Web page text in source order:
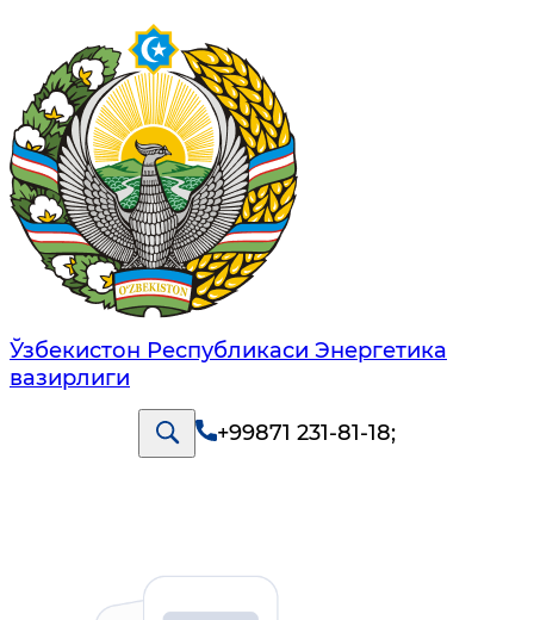
Ўзбекистон Республикаси Энергетика
вазирлиги
+99871 231-81-18;